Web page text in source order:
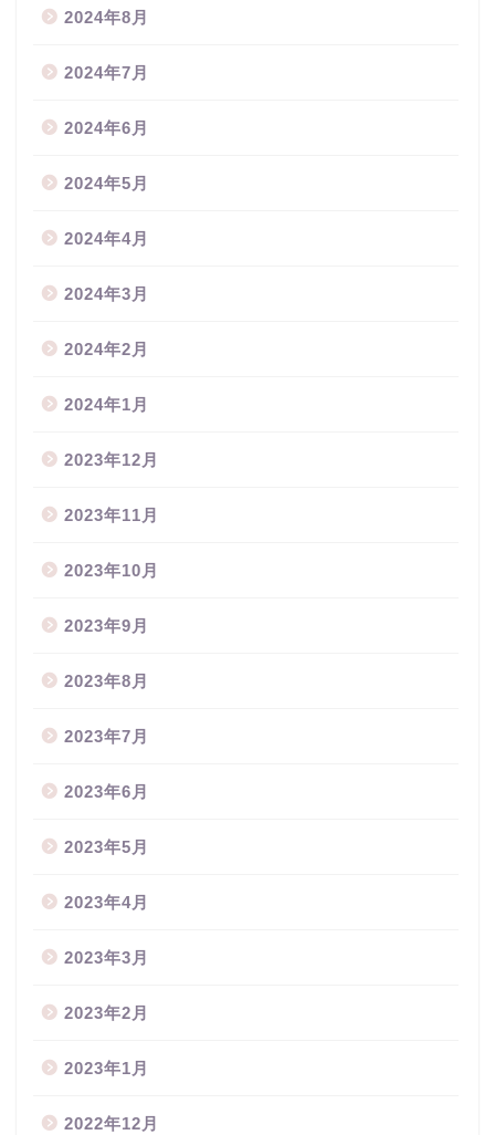
2024年8月
2024年7月
2024年6月
2024年5月
2024年4月
2024年3月
2024年2月
2024年1月
2023年12月
2023年11月
2023年10月
2023年9月
2023年8月
2023年7月
2023年6月
2023年5月
2023年4月
2023年3月
2023年2月
2023年1月
2022年12月